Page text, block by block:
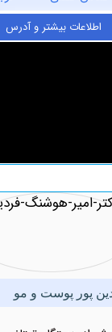
بیشتر و آدرس
پوست و مو